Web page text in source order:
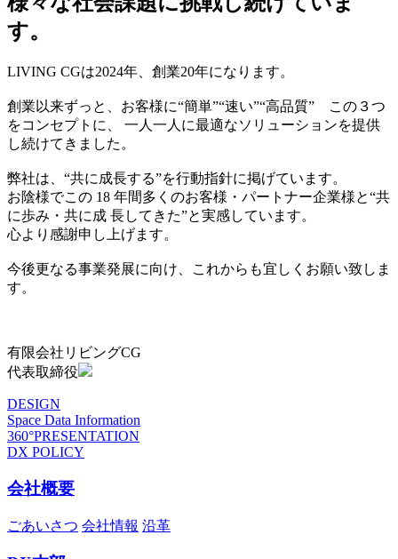
す。
LIVING CGは2024年、創業20年になります。
創業以来ずっと、お客様に“簡単”“速い”“高品質” この３つ
をコンセプトに、 一人一人に最適なソリューションを提供
し続けてきました。
弊社は、“共に成長する”を行動指針に掲げています。
お陰様でこの 18 年間多くのお客様・パートナー企業様と“共
に歩み・共に成 長してきた”と実感しています。
心より感謝申し上げます。
今後更なる事業発展に向け、これからも宜しくお願い致しま
す。
有限会社リビングCG
代表取締役
DESIGN
Space Data Information
360°PRESENTATION
DX POLICY
会社概要
ごあいさつ 会社情報 沿革